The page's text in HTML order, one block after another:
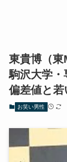
東貴博（
駒沢大学・
偏差値と
お笑い男性